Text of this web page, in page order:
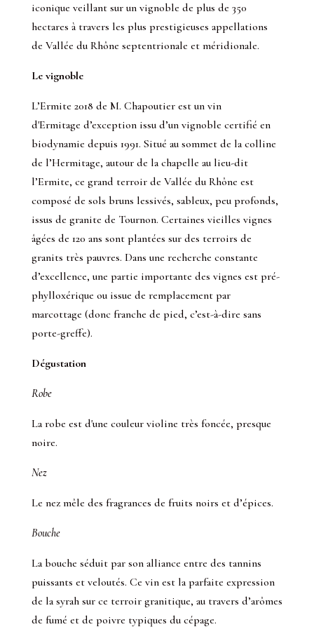
iconique veillant sur un vignoble de plus de 350
hectares à travers les plus prestigieuses appellations
de Vallée du Rhône septentrionale et méridionale.
Le vignoble
L’Ermite 2018 de M. Chapoutier est un vin
d'Ermitage d’exception issu d’un vignoble certifié en
biodynamie depuis 1991. Situé au sommet de la colline
de l’Hermitage, autour de la chapelle au lieu-dit
l’Ermite, ce grand terroir de Vallée du Rhône est
composé de sols bruns lessivés, sableux, peu profonds,
issus de granite de Tournon. Certaines vieilles vignes
âgées de 120 ans sont plantées sur des terroirs de
granits très pauvres. Dans une recherche constante
d’excellence, une partie importante des vignes est pré-
phylloxérique ou issue de remplacement par
marcottage (donc franche de pied, c’est-à-dire sans
porte-greffe).
Dégustation
Robe
La robe est d'une couleur violine très foncée, presque
noire.
Nez
Le nez mêle des fragrances de fruits noirs et d’épices.
Bouche
La bouche séduit par son alliance entre des tannins
puissants et veloutés. Ce vin est la parfaite expression
de la syrah sur ce terroir granitique, au travers d’arômes
de fumé et de poivre typiques du cépage.